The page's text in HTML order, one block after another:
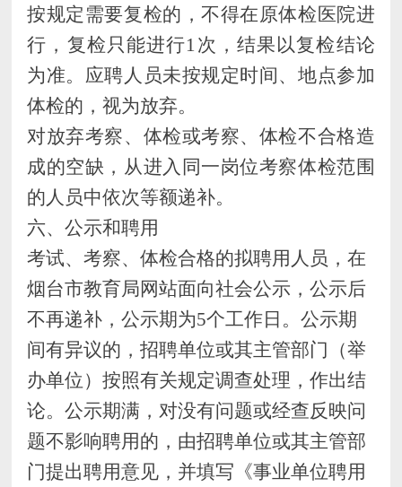
按规定需要复检的，不得在原体检医院进
行，复检只能进行1次，结果以复检结论
为准。应聘人员未按规定时间、地点参加
体检的，视为放弃。
对放弃考察、体检或考察、体检不合格造
成的空缺，从进入同一岗位考察体检范围
的人员中依次等额递补。
六、公示和聘用
考试、考察、体检合格的拟聘用人员，在
烟台市教育局网站面向社会公示，公示后
不再递补，公示期为5个工作日。公示期
间有异议的，招聘单位或其主管部门（举
办单位）按照有关规定调查处理，作出结
论。公示期满，对没有问题或经查反映问
题不影响聘用的，由招聘单位或其主管部
门提出聘用意见， 并填写《事业单位聘用